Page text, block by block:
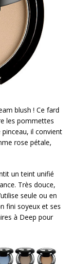
blush ! Ce fard
les pommettes
pinceau, il convient
rose pétale,
un teint unifié
Très douce,
seule ou en
fini soyeux et ses
à Deep pour